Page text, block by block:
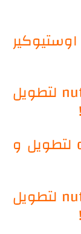
تجربتي مع افضل حبوب nutrafol لتطويل
تجارب حبوب ducray anacaps لتطويل و
تجربتي مع افضل حبوب nutrafol لتطويل